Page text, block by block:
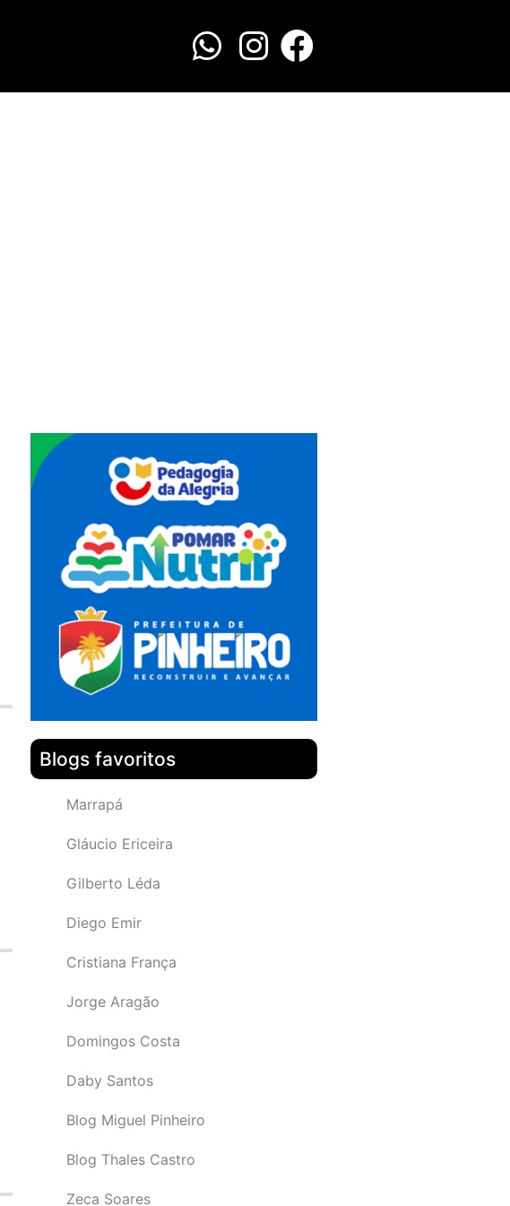
Blogs favoritos
Marrapá
Gláucio Ericeira
Gilberto Léda
Diego Emir
Cristiana França
Jorge Aragão
Domingos Costa
Daby Santos
Blog Miguel Pinheiro
Blog Thales Castro
Zeca Soares